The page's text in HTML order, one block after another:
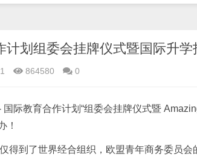
计划组委会挂牌仪式暨国际升
864580 0
国际教育合作计划“组委会挂牌仪式暨
！
得到了世界经合组织，欧盟青年商务委员会